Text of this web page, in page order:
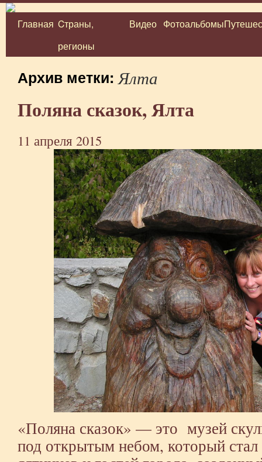
Перейти
Главная Cтраны,
регионы
Видео Фотоальбомы
Архив метки: Ялта
Поляна сказок, Ялта
11 апреля 2015
«Поляна сказок» — это музей
под открытым небом, который